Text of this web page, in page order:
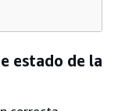
estado de la